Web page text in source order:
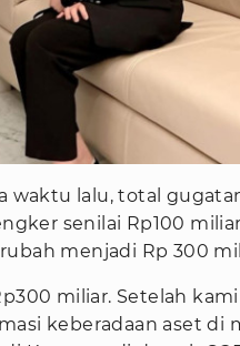
waktu lalu, total
senilai Rp100
menjadi Rp 300
miliar. Setelah
keberadaan aset di